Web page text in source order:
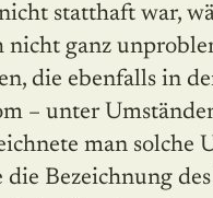
statthaft war,
nicht ganz
die ebenfalls in
– unter
man solche
die Bezeichnung